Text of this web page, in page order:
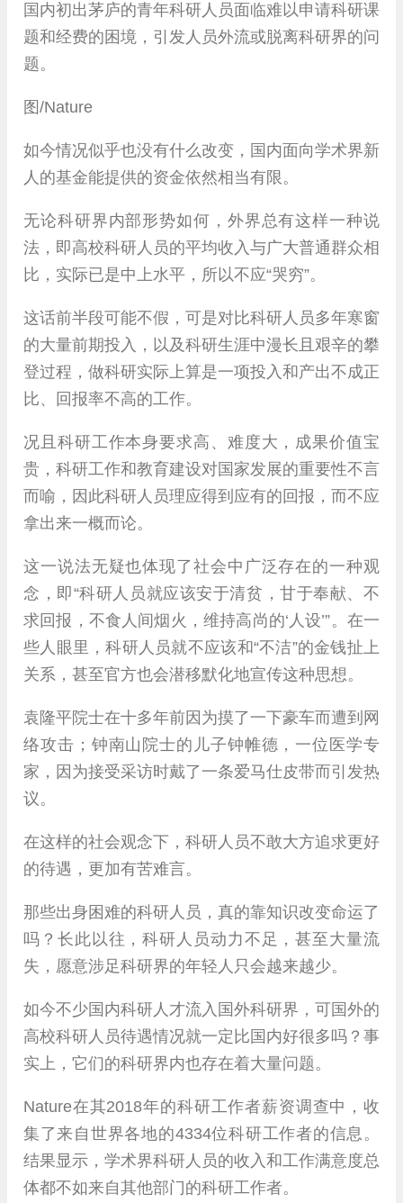
国内初出茅庐的青年科研人员面临难以申请科研课
题和经费的困境，引发人员外流或脱离科研界的问
题。
图/Nature
如今情况似乎也没有什么改变，国内面向学术界新
人的基金能提供的资金依然相当有限。
无论科研界内部形势如何，外界总有这样一种说
法，即高校科研人员的平均收入与广大普通群众相
比，实际已是中上水平，所以不应“哭穷”。
这话前半段可能不假，可是对比科研人员多年寒窗
的大量前期投入，以及科研生涯中漫长且艰辛的攀
登过程，做科研实际上算是一项投入和产出不成正
比、回报率不高的工作。
况且科研工作本身要求高、难度大，成果价值宝
贵，科研工作和教育建设对国家发展的重要性不言
而喻，因此科研人员理应得到应有的回报，而不应
拿出来一概而论。
这一说法无疑也体现了社会中广泛存在的一种观
念，即“科研人员就应该安于清贫，甘于奉献、不
求回报，不食人间烟火，维持高尚的‘人设’”。在一
些人眼里，科研人员就不应该和“不洁”的金钱扯上
关系，甚至官方也会潜移默化地宣传这种思想。
袁隆平院士在十多年前因为摸了一下豪车而遭到网
络攻击；钟南山院士的儿子钟帷德，一位医学专
家，因为接受采访时戴了一条爱马仕皮带而引发热
议。
在这样的社会观念下，科研人员不敢大方追求更好
的待遇，更加有苦难言。
那些出身困难的科研人员，真的靠知识改变命运了
吗？长此以往，科研人员动力不足，甚至大量流
失，愿意涉足科研界的年轻人只会越来越少。
如今不少国内科研人才流入国外科研界，可国外的
高校科研人员待遇情况就一定比国内好很多吗？事
实上，它们的科研界内也存在着大量问题。
Nature在其2018年的科研工作者薪资调查中，收
集了来自世界各地的4334位科研工作者的信息。
结果显示，学术界科研人员的收入和工作满意度总
体都不如来自其他部门的科研工作者。